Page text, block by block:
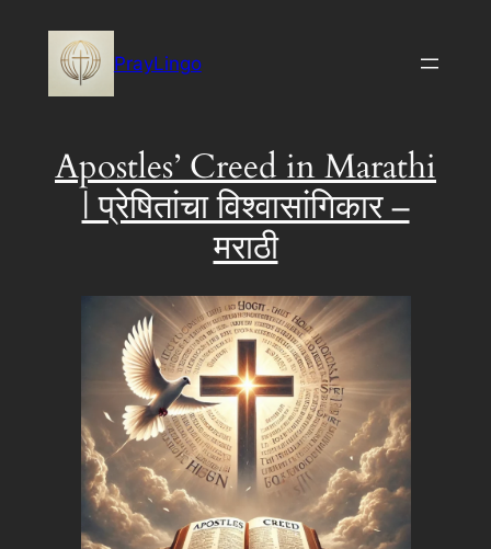
content
PrayLingo
Apostles’ Creed in Marathi
| प्रेषितांचा विश्वासांगिकार –
मराठी